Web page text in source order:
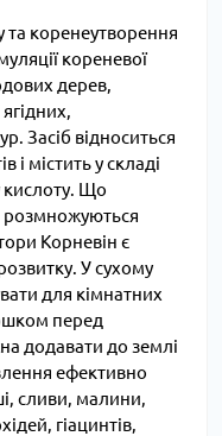
та коренеутворення
кореневої
дерев,
Засіб відноситься
і містить у складі
кислоту. Що
розмножуються
Корневін є
У сухому
для кімнатних
перед
додавати до землі
ефективно
сливи, малини,
гіацинтів,